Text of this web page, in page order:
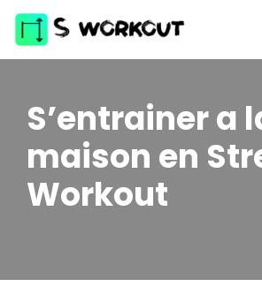
Aller
S’entrainer a
maison en
Workout